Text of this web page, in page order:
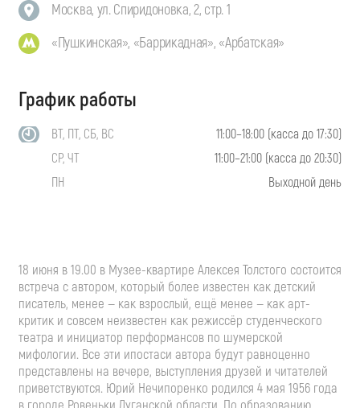
Москва, ул. Спиридоновка, 2, стр. 1
«Пушкинская», «Баррикадная», «Арбатская»
График работы
ВТ, ПТ, СБ, ВС
11:00–18:00 (касса до 17:30)
СР, ЧТ
11:00–21:00 (касса до 20:30)
ПН
Выходной день
18 июня в 19.00 в Музее-квартире Алексея Толстого состоится
встреча с автором, который более известен как детский
писатель, менее — как взрослый, ещё менее — как арт-
критик и совсем неизвестен как режиссёр студенческого
театра и инициатор перформансов по шумерской
мифологии. Все эти ипостаси автора будут равноценно
представлены на вечере, выступления друзей и читателей
приветствуются. Юрий Нечипоренко родился 4 мая 1956 года